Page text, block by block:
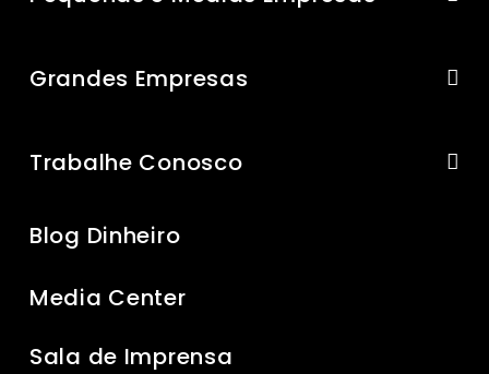
Grandes Empresas
Trabalhe Conosco
Blog Dinheiro
Media Center
Sala de Imprensa